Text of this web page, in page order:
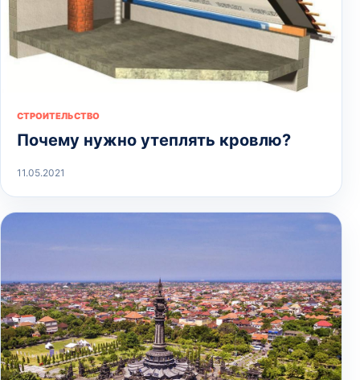
СТРОИТЕЛЬСТВО
Почему нужно утеплять кровлю?
11.05.2021